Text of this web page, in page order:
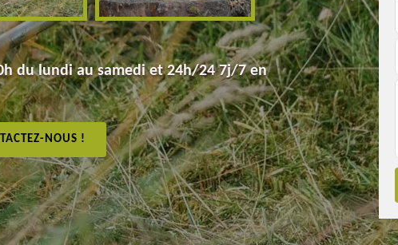
du lundi au samedi et 24h/24 7j/7 en
NOUS !